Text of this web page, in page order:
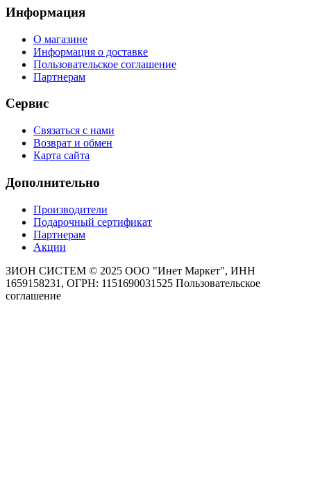
Информация
О магазине
Информация о доставке
Пользовательское соглашение
Партнерам
Сервис
Связаться с нами
Возврат и обмен
Карта сайта
Дополнительно
Производители
Подарочный сертификат
Партнерам
Акции
ЗИОН СИСТЕМ © 2025 ООО "Инет Маркет", ИНН
1659158231, ОГРН: 1151690031525 Пользовательское
соглашение